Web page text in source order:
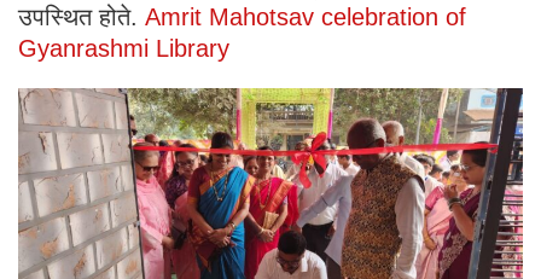
उपस्थित होते. Amrit Mahotsav celebration of
Gyanrashmi Library